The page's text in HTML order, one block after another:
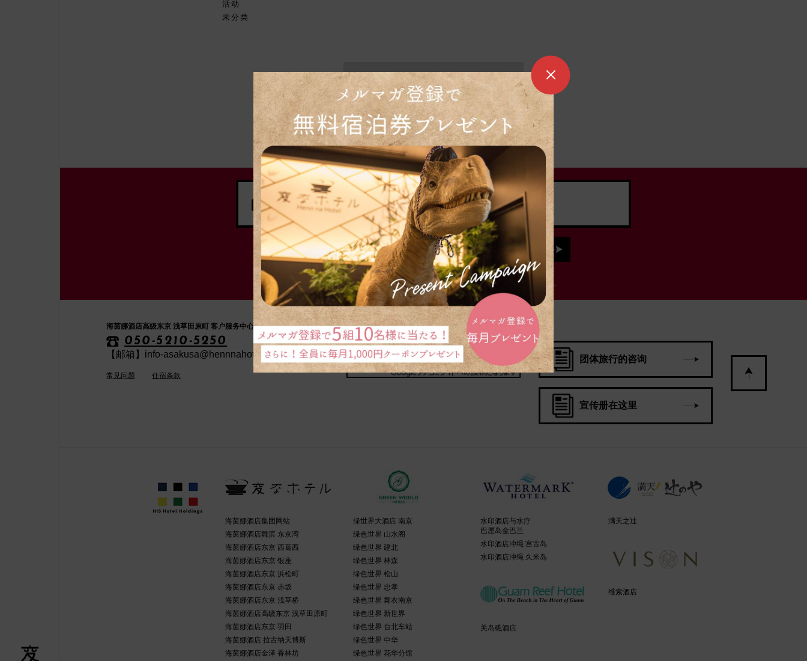
活动
未分类
回到顶部
住宿预订
确认、修改和取消预订
同时预订机票・新干线和酒店 点击这里查看「动态价格套票」
海茵娜酒店高级东京 浅草田原町 客户服务中心
050-5210-5250
【邮箱】info-asakusa@hennnahotel.com
常见问题 住宿条款
团体旅行的咨询
宣传册在这里
海茵娜酒店集团网站
海茵娜酒店舞滨 东京湾
海茵娜酒店东京 西葛西
海茵娜酒店东京 银座
海茵娜酒店东京 浜松町
海茵娜酒店东京 赤坂
海茵娜酒店东京 浅草桥
海茵娜酒店高级东京 浅草田原町
海茵娜酒店东京 羽田
海茵娜酒店 拉古纳天博斯
海茵娜酒店金泽 香林坊
绿世界大酒店 南京
绿色世界 山水阁
绿色世界 建北
绿色世界 林森
绿色世界 松山
绿色世界 忠孝
绿色世界 舞衣南京
绿色世界 新世界
绿色世界 台北车站
绿色世界 中华
绿色世界 花华分馆
水印酒店与水疗
巴厘岛金巴兰
水印酒店冲绳 宫古岛
水印酒店冲绳 久米岛
关岛礁酒店
满天之辻
维索酒店